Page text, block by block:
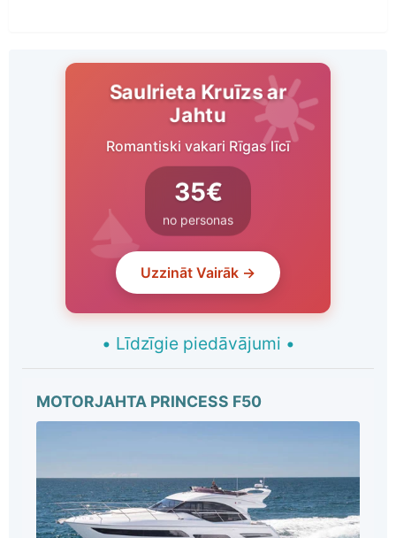
Saulrieta Kruīzs ar
Jahtu
Romantiski vakari Rīgas līcī
35€
no personas
Uzzināt Vairāk →
• Līdzīgie piedāvājumi •
MOTORJAHTA PRINCESS F50